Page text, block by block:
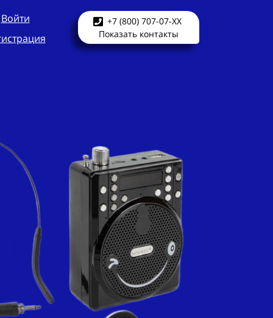
Войти
+7 (800) 707-07-XX
Показать контакты